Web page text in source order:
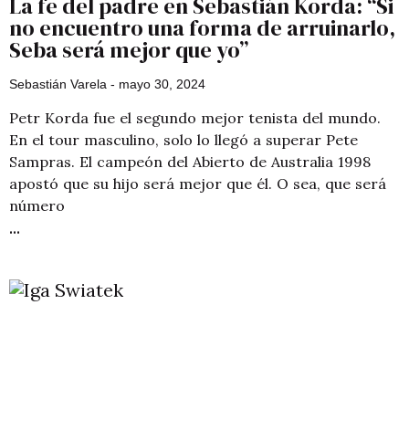
no encuentro una forma de arruinarlo,
Seba será mejor que yo”
Sebastián Varela mayo 30, 2024
Petr Korda fue el segundo mejor tenista del mundo.
En el tour masculino, solo lo llegó a superar Pete
Sampras. El campeón del Abierto de Australia 1998
apostó que su hijo será mejor que él. O sea, que será
número